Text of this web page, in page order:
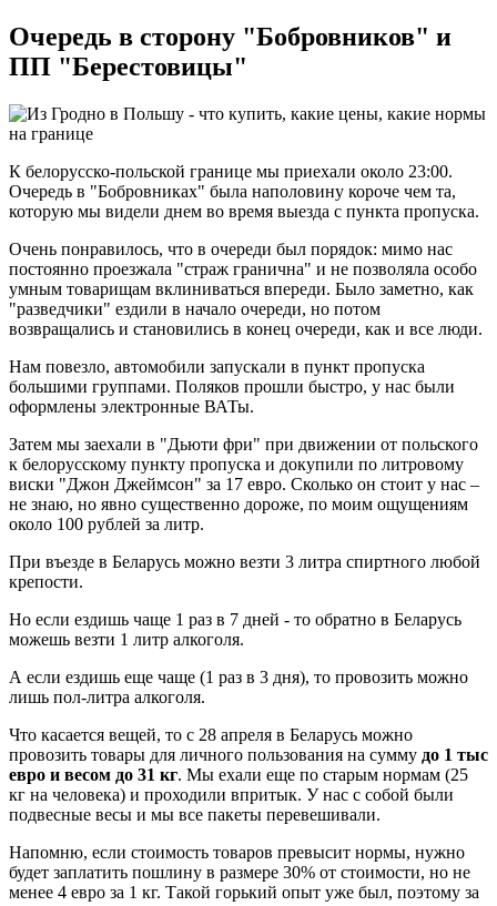
Очередь в сторону "Бобровников" и
ПП "Берестовицы"
К белорусско-польской границе мы приехали около 23:00.
Очередь в "Бобровниках" была наполовину короче чем та,
которую мы видели днем во время выезда с пункта пропуска.
Очень понравилось, что в очереди был порядок: мимо нас
постоянно проезжала "страж гранична" и не позволяла особо
умным товарищам вклиниваться впереди. Было заметно, как
"разведчики" ездили в начало очереди, но потом
возвращались и становились в конец очереди, как и все люди.
Нам повезло, автомобили запускали в пункт пропуска
большими группами. Поляков прошли быстро, у нас были
оформлены электронные ВАТы.
Затем мы заехали в "Дьюти фри" при движении от польского
к белорусскому пункту пропуска и докупили по литровому
виски "Джон Джеймсон" за 17 евро. Сколько он стоит у нас –
не знаю, но явно существенно дороже, по моим ощущениям
около 100 рублей за литр.
При въезде в Беларусь можно везти 3 литра спиртного любой
крепости.
Но если ездишь чаще 1 раз в 7 дней - то обратно в Беларусь
можешь везти 1 литр алкоголя.
А если ездишь еще чаще (1 раз в 3 дня), то провозить можно
лишь пол-литра алкоголя.
Что касается вещей, то с 28 апреля в Беларусь можно
провозить товары для личного пользования на сумму до 1 тыс
евро и весом до 31 кг. Мы ехали еще по старым нормам (25
кг на человека) и проходили впритык. У нас с собой были
подвесные весы и мы все пакеты перевешивали.
Напомню, если стоимость товаров превысит нормы, нужно
будет заплатить пошлину в размере 30% от стоимости, но не
менее 4 евро за 1 кг. Такой горький опыт уже был, поэтому за